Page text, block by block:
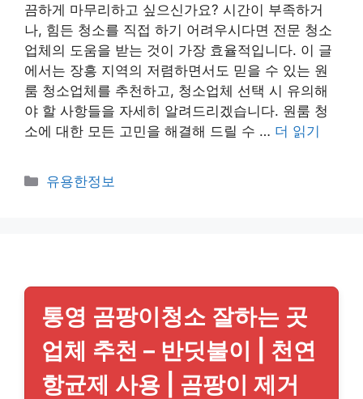
끔하게 마무리하고 싶으신가요? 시간이 부족하거
나, 힘든 청소를 직접 하기 어려우시다면 전문 청소
업체의 도움을 받는 것이 가장 효율적입니다. 이 글
에서는 장흥 지역의 저렴하면서도 믿을 수 있는 원
룸 청소업체를 추천하고, 청소업체 선택 시 유의해
야 할 사항들을 자세히 알려드리겠습니다. 원룸 청
소에 대한 모든 고민을 해결해 드릴 수 … 더 읽기
카
유용한정보
통영 곰팡이청소 잘하는 곳
업체 추천 – 반딧불이 | 천연
항균제 사용 | 곰팡이 제거